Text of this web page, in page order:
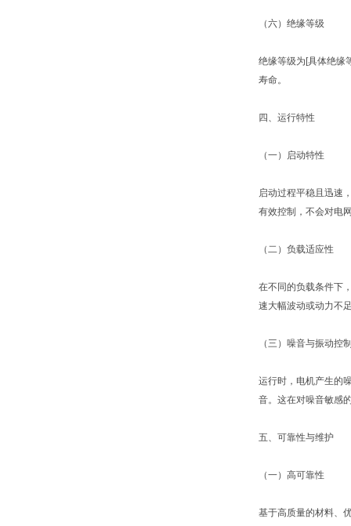
（六）绝缘等级
绝缘等级为[具体绝缘
寿命。
四、运行特性
（一）启动特性
启动过程平稳且迅速
有效控制，不会对电
（二）负载适应性
在不同的负载条件下
速大幅波动或动力不
（三）噪音与振动控
运行时，电机产生的
音。这在对噪音敏感
五、可靠性与维护
（一）高可靠性
基于高质量的材料、